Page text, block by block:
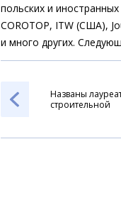
польских и
COROTOP, ITW (США),
и много других.
Названы
строительной